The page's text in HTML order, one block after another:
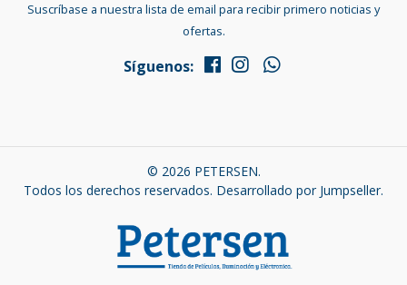
Suscríbase a nuestra lista de email para recibir primero noticias y
ofertas.
Síguenos:
© 2026 PETERSEN.
Todos los derechos reservados. Desarrollado por Jumpseller.